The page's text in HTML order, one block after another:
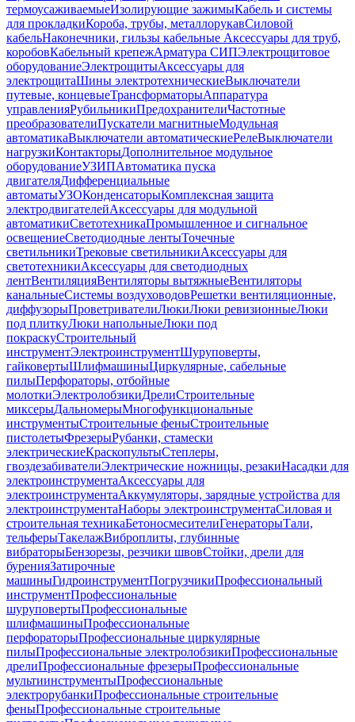
термоусаживаемыеИзолирующие зажимыКабель и системы
для прокладкиКороба, трубы, металлорукавСиловой
кабельНаконечники, гильзы кабельные Аксессуары для труб,
коробовКабельный крепежАрматура СИПЭлектрощитовое
оборудованиеЭлектрощитыАксессуары для
электрощитаШины электротехническиеВыключатели
путевые, концевыеТрансформаторыАппаратура
управленияРубильникиПредохранителиЧастотные
преобразователиПускатели магнитныеМодульная
автоматикаВыключатели автоматическиеРелеВыключатели
нагрузкиКонтакторыДополнительное модульное
оборудованиеУЗИПАвтоматика пуска
двигателяДифференциальные
автоматыУЗОКонденсаторыКомплексная защита
электродвигателейАксессуары для модульной
автоматикиСветотехникаПромышленное и сигнальное
освещениеСветодиодные лентыТочечные
светильникиТрековые светильникиАксессуары для
светотехникиАксессуары для светодиодных
лентВентиляцияВентиляторы вытяжныеВентиляторы
канальныеСистемы воздуховодовРешетки вентиляционные,
диффузорыПроветривателиЛюкиЛюки ревизионныеЛюки
под плиткуЛюки напольныеЛюки под
покраскуСтроительный
инструментЭлектроинструментШуруповерты,
гайковертыШлифмашиныЦиркулярные, сабельные
пилыПерфораторы, отбойные
молоткиЭлектролобзикиДрелиСтроительные
миксерыДальномерыМногофункциональные
инструментыСтроительные феныСтроительные
пистолетыФрезерыРубанки, стамески
электрическиеКраскопультыСтеплеры,
гвоздезабивателиЭлектрические ножницы, резакиНасадки для
электроинструментаАксессуары для
электроинструментаАккумуляторы, зарядные устройства для
электроинструментаНаборы электроинструментаСиловая и
строительная техникаБетоносмесителиГенераторыТали,
тельферыТакелажВиброплиты, глубинные
вибраторыБензорезы, резчики швовСтойки, дрели для
буренияЗатирочные
машиныГидроинструментПогрузчикиПрофессиональный
инструментПрофессиональные
шуруповертыПрофессиональные
шлифмашиныПрофессиональные
перфораторыПрофессиональные циркулярные
пилыПрофессиональные электролобзикиПрофессиональные
дрелиПрофессиональные фрезерыПрофессиональные
мультиинструментыПрофессиональные
электрорубанкиПрофессиональные строительные
феныПрофессиональные строительные